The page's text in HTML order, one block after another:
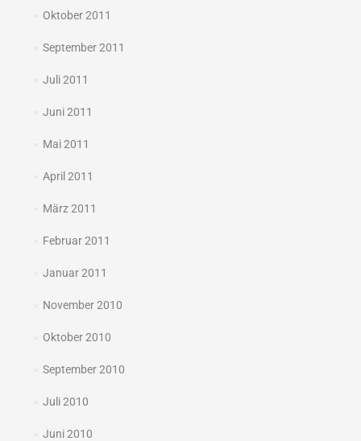
Oktober 2011
September 2011
Juli 2011
Juni 2011
Mai 2011
April 2011
März 2011
Februar 2011
Januar 2011
November 2010
Oktober 2010
September 2010
Juli 2010
Juni 2010